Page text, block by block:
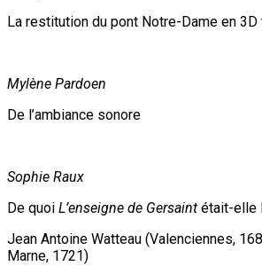
La restitution du pont Notre-Dame en
Mylène Pardoen
De l’ambiance sonore
Sophie Raux
De quoi L’enseigne de Gersaint était-elle
Jean Antoine Watteau (Valenciennes,
Marne, 1721)